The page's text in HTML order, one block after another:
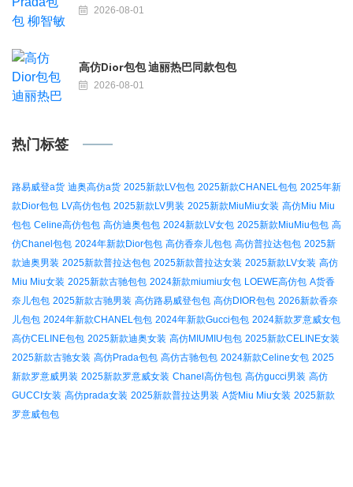
2026-08-01
高仿Dior包包 迪丽热巴同款包包
2026-08-01
热门标签
路易威登a货 迪奥高仿a货 2025新款LV包包 2025新款CHANEL包包 2025年新
款Dior包包 LV高仿包包 2025新款LV男装 2025新款MiuMiu女装 高仿Miu Miu
包包 Celine高仿包包 高仿迪奥包包 2024新款LV女包 2025新款MiuMiu包包 高
仿Chanel包包 2024年新款Dior包包 高仿香奈儿包包 高仿普拉达包包 2025新
款迪奥男装 2025新款普拉达包包 2025新款普拉达女装 2025新款LV女装 高仿
Miu Miu女装 2025新款古驰包包 2024新款miumiu女包 LOEWE高仿包 A货香
奈儿包包 2025新款古驰男装 高仿路易威登包包 高仿DIOR包包 2026新款香奈
儿包包 2024年新款CHANEL包包 2024年新款Gucci包包 2024新款罗意威女包
高仿CELINE包包 2025新款迪奥女装 高仿MIUMIU包包 2025新款CELINE女装
2025新款古驰女装 高仿Prada包包 高仿古驰包包 2024新款Celine女包 2025
新款罗意威男装 2025新款罗意威女装 Chanel高仿包包 高仿gucci男装 高仿
GUCCI女装 高仿prada女装 2025新款普拉达男装 A货Miu Miu女装 2025新款
罗意威包包